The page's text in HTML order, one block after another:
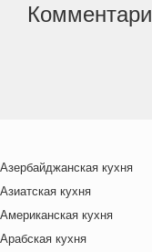
Азербайджанская кухня
Азиатская кухня
Американская кухня
Арабская кухня